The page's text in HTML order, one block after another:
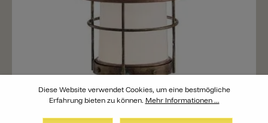
Diese Website verwendet Cookies, um eine bestmögliche
Erfahrung bieten zu können. Mehr Informationen ...